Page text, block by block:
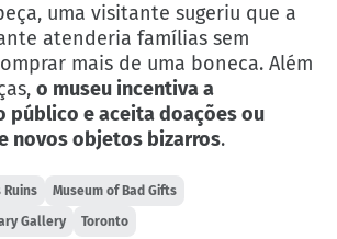
uma visitante sugeriu que a
atenderia famílias sem
mais de uma boneca. Além
o museu incentiva a
público e aceita doações ou
novos objetos bizarros.
Ruins Museum of Bad Gifts
Gallery Toronto